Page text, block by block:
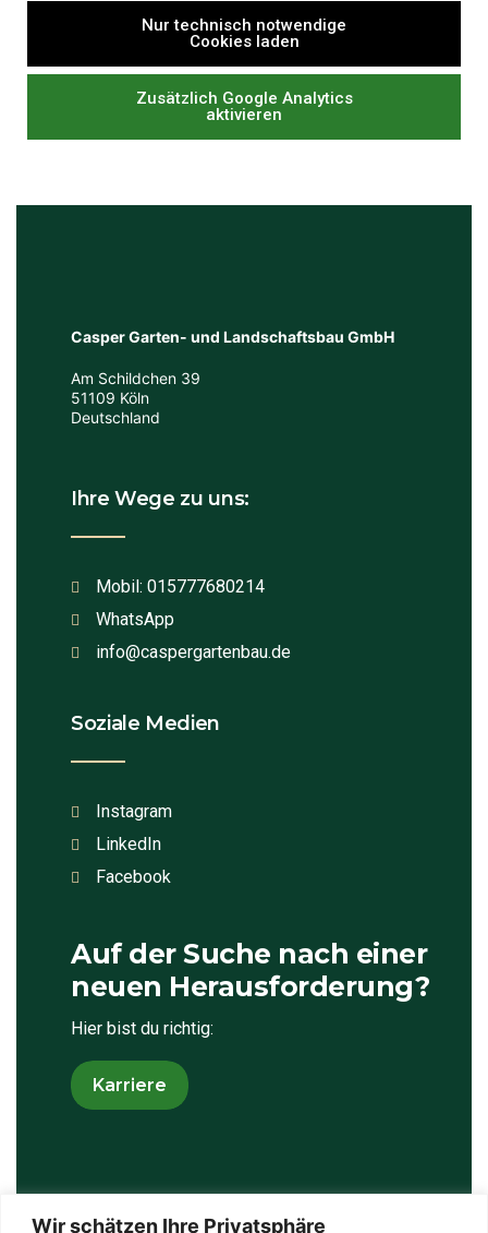
Wir schätzen Ihre Privatsphäre
Nur technisch notwendige
Cookies laden
Zusätzlich Google Analytics
aktivieren
Casper Garten- und Landschaftsbau GmbH
Am Schildchen 39
51109 Köln
Deutschland
Ihre Wege zu uns:
Mobil: 015777680214
WhatsApp
info@caspergartenbau.de
Soziale Medien
Instagram
LinkedIn
Facebook
Auf der Suche nach einer
neuen Herausforderung?
Hier bist du richtig: